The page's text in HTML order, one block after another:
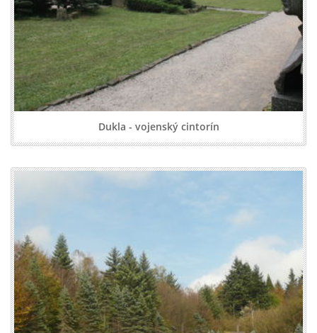
Dukla - vojenský cintorín